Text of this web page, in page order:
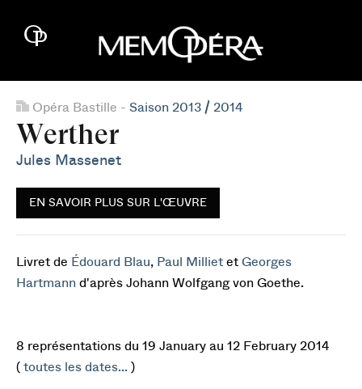
Opéra Bastille - Saison 2013 / 2014
Werther
Jules Massenet
EN SAVOIR PLUS SUR L'ŒUVRE
Livret de Édouard Blau, Paul Milliet et Georges
Hartmann d'après Johann Wolfgang von Goethe.
8 représentations du 19 January au 12 February 2014
( toutes les dates... )